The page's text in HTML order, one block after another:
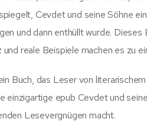
Cevdet und seine Söhne
und dann enthüllt wurde.
und reale Beispiele machen es zu
Buch, das Leser von
einzigartige epub Cevdet und
Lesevergnügen macht.